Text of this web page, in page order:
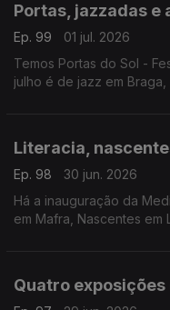
Portas, jazzadas e
Ep. 99
01 jul. 2026
Temos Portas do Sol -
julho é de jazz em
Literacia,
Ep. 98
30 jun. 2026
Há a inauguração da
em Mafra, Nascentes em
Quatro exposições